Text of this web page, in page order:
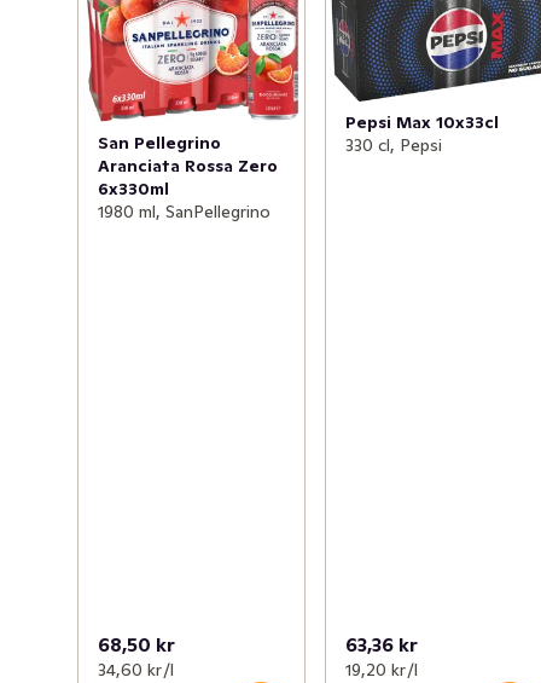
San Pellegrino
Aranciata Rossa Zero
6x330ml
1980 ml, SanPellegrino
68,50 kr
34,60 kr /l
Pepsi Max 10x33cl
330 cl, Pepsi
63,36 kr
19,20 kr /l